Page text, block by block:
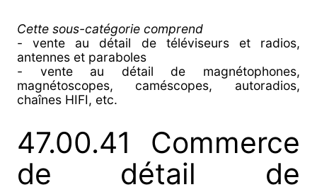
Cette sous-catégorie comprend
- vente au détail de téléviseurs et radios,
antennes et paraboles
- vente au détail de magnétophones,
magnétoscopes, caméscopes, autoradios,
chaînes HIFI, etc.
47.00.41 Commerce
de détail de